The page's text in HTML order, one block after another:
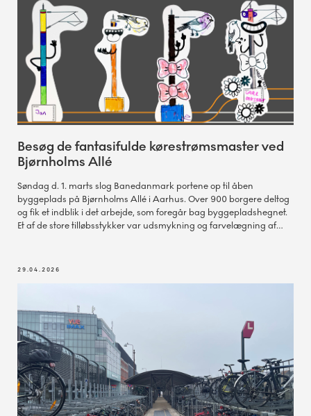
Besøg de fantasifulde kørestrømsmaster ved
Bjørnholms Allé
Søndag d. 1. marts slog Banedanmark portene op til åben
byggeplads på Bjørnholms Allé i Aarhus. Over 900 borgere deltog
og fik et indblik i det arbejde, som foregår bag byggepladshegnet.
Et af de store tilløbsstykker var udsmykning og farvelægning af
29.04.2026